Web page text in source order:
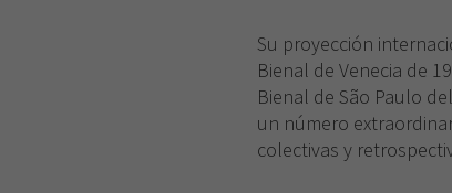
Su proyección
Bienal de Venecia de
Bienal de São Paulo
un número
colectivas y